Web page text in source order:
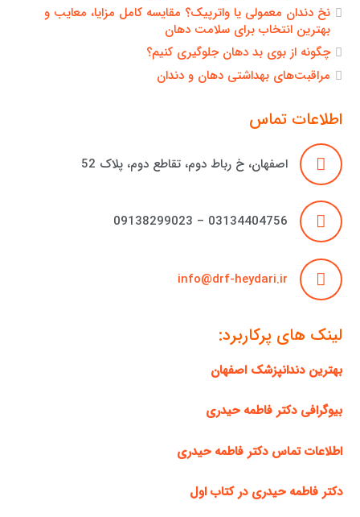
نخ دندان معمولی یا واترپیک؟ مقایسه کامل مزایا، معایب و
بهترین انتخاب برای سلامت دهان
چگونه از بوی بد دهان جلوگیری کنیم؟
مراقبت‌های بهداشتی دهان و دندان
اطلاعات تماس
اصفهان، خ رباط دوم، تقاطع دوم، پلاک 52
03134404756 – 09138299023
info@drf-heydari.ir
لینک های پرکاربرد:
بهترین دندانپزشک اصفهان
بیوگرافی دکتر فاطمه حیدری
اطلاعات تماس دکتر فاطمه حیدری
دکتر فاطمه حیدری در کتاب اول